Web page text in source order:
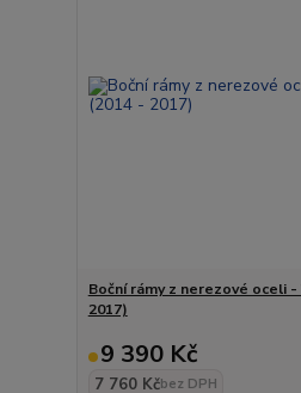
Boční rámy z nerezové oceli -
2017)
9 390 Kč
7 760 Kčbez DPH